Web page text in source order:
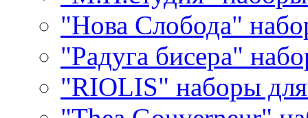
"Нова Слобода"
"Радуга бисера"
"RIOLIS" наборы